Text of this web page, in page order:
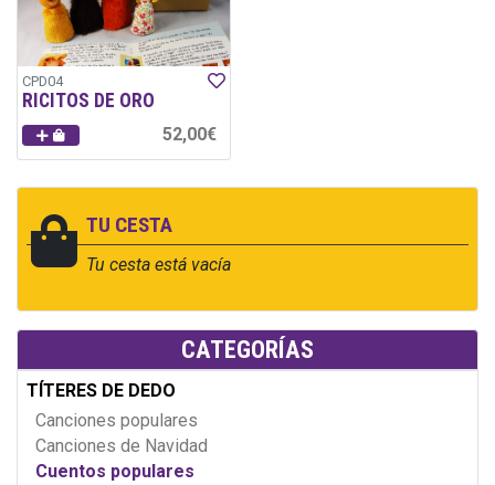
TU CESTA
Tu cesta está vacía
CATEGORÍAS
TÍTERES DE DEDO
Canciones populares
Canciones de Navidad
Cuentos populares
CPD04
RICITOS DE ORO
52,00€